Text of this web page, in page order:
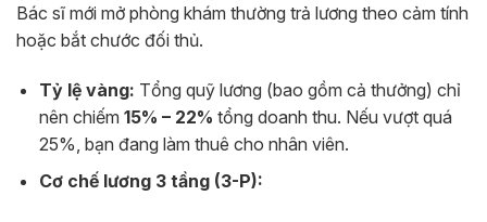
Bác sĩ mới mở phòng khám thường trả lương theo cảm tính
hoặc bắt chước đối thủ.
Tỷ lệ vàng: Tổng quỹ lương (bao gồm cả thưởng) chỉ
nên chiếm 15% – 22% tổng doanh thu. Nếu vượt quá
25%, bạn đang làm thuê cho nhân viên.
Cơ chế lương 3 tầng (3-P):